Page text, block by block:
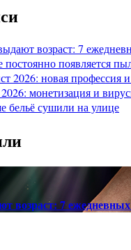
возраст: 7
появляется
2026: новая профессия
монетизация и
бельё сушили на улице
возраст: 7